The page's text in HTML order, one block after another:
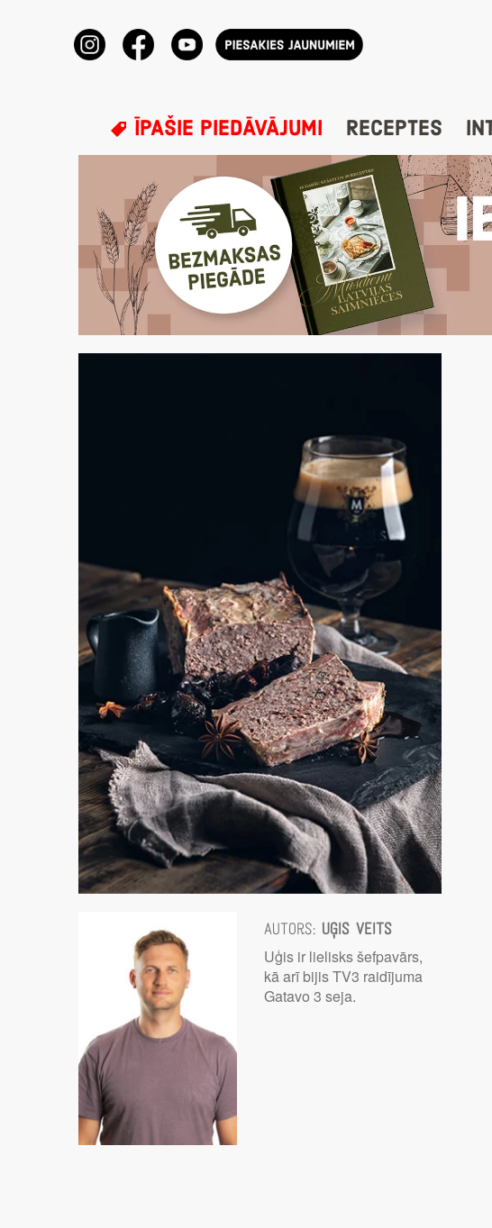
ĪPAŠIE PIEDĀVĀJUMI RECEPTES
Autors: Uģis Veits
Uģis ir lielisks šefpavārs,
kā arī bijis TV3 raidījuma
Gatavo 3 seja.